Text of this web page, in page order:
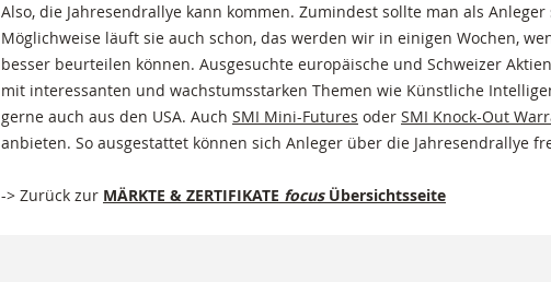
Also, die Jahresendrallye kann kommen. Zumindest sollte man als
Möglichweise läuft sie auch schon, das werden wir in einigen Wochen,
besser beurteilen können. Ausgesuchte europäische und Schweizer
mit interessanten und wachstumsstarken Themen wie Künstliche
gerne auch aus den USA. Auch SMI Mini-Futures oder SMI Knock-Out
anbieten. So ausgestattet können sich Anleger über die Jahresendrallye
-> Zurück zur MÄRKTE & ZERTIFIKATE focusÜbersichtsseite